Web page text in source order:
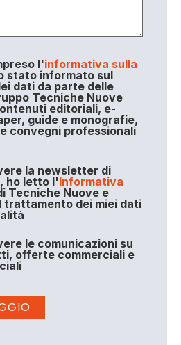
l'informativa sulla
stato informato sul
dati da parte delle
Tecniche Nuove
editoriali, e-
guide e monografie,
convegni professionali
la newsletter di
ho letto l'Informativa
Tecniche Nuove e
trattamento dei miei dati
le comunicazioni su
offerte commerciali e